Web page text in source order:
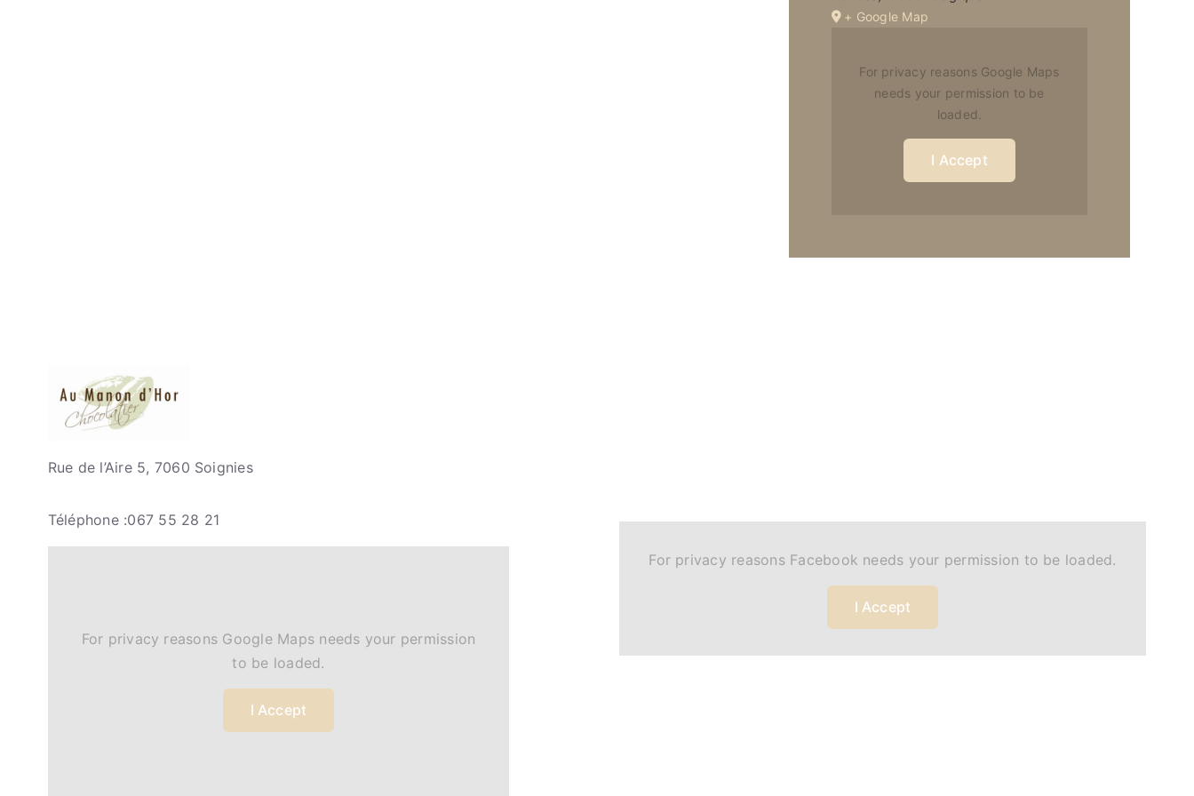
+ Google Map
For privacy reasons Google Maps
needs your permission to be
loaded.
I Accept
Rue de l’Aire 5, 7060 Soignies
Téléphone :067 55 28 21
For privacy reasons Google Maps needs your permission
to be loaded.
I Accept
For privacy reasons Facebook needs your permission to be loaded.
I Accept